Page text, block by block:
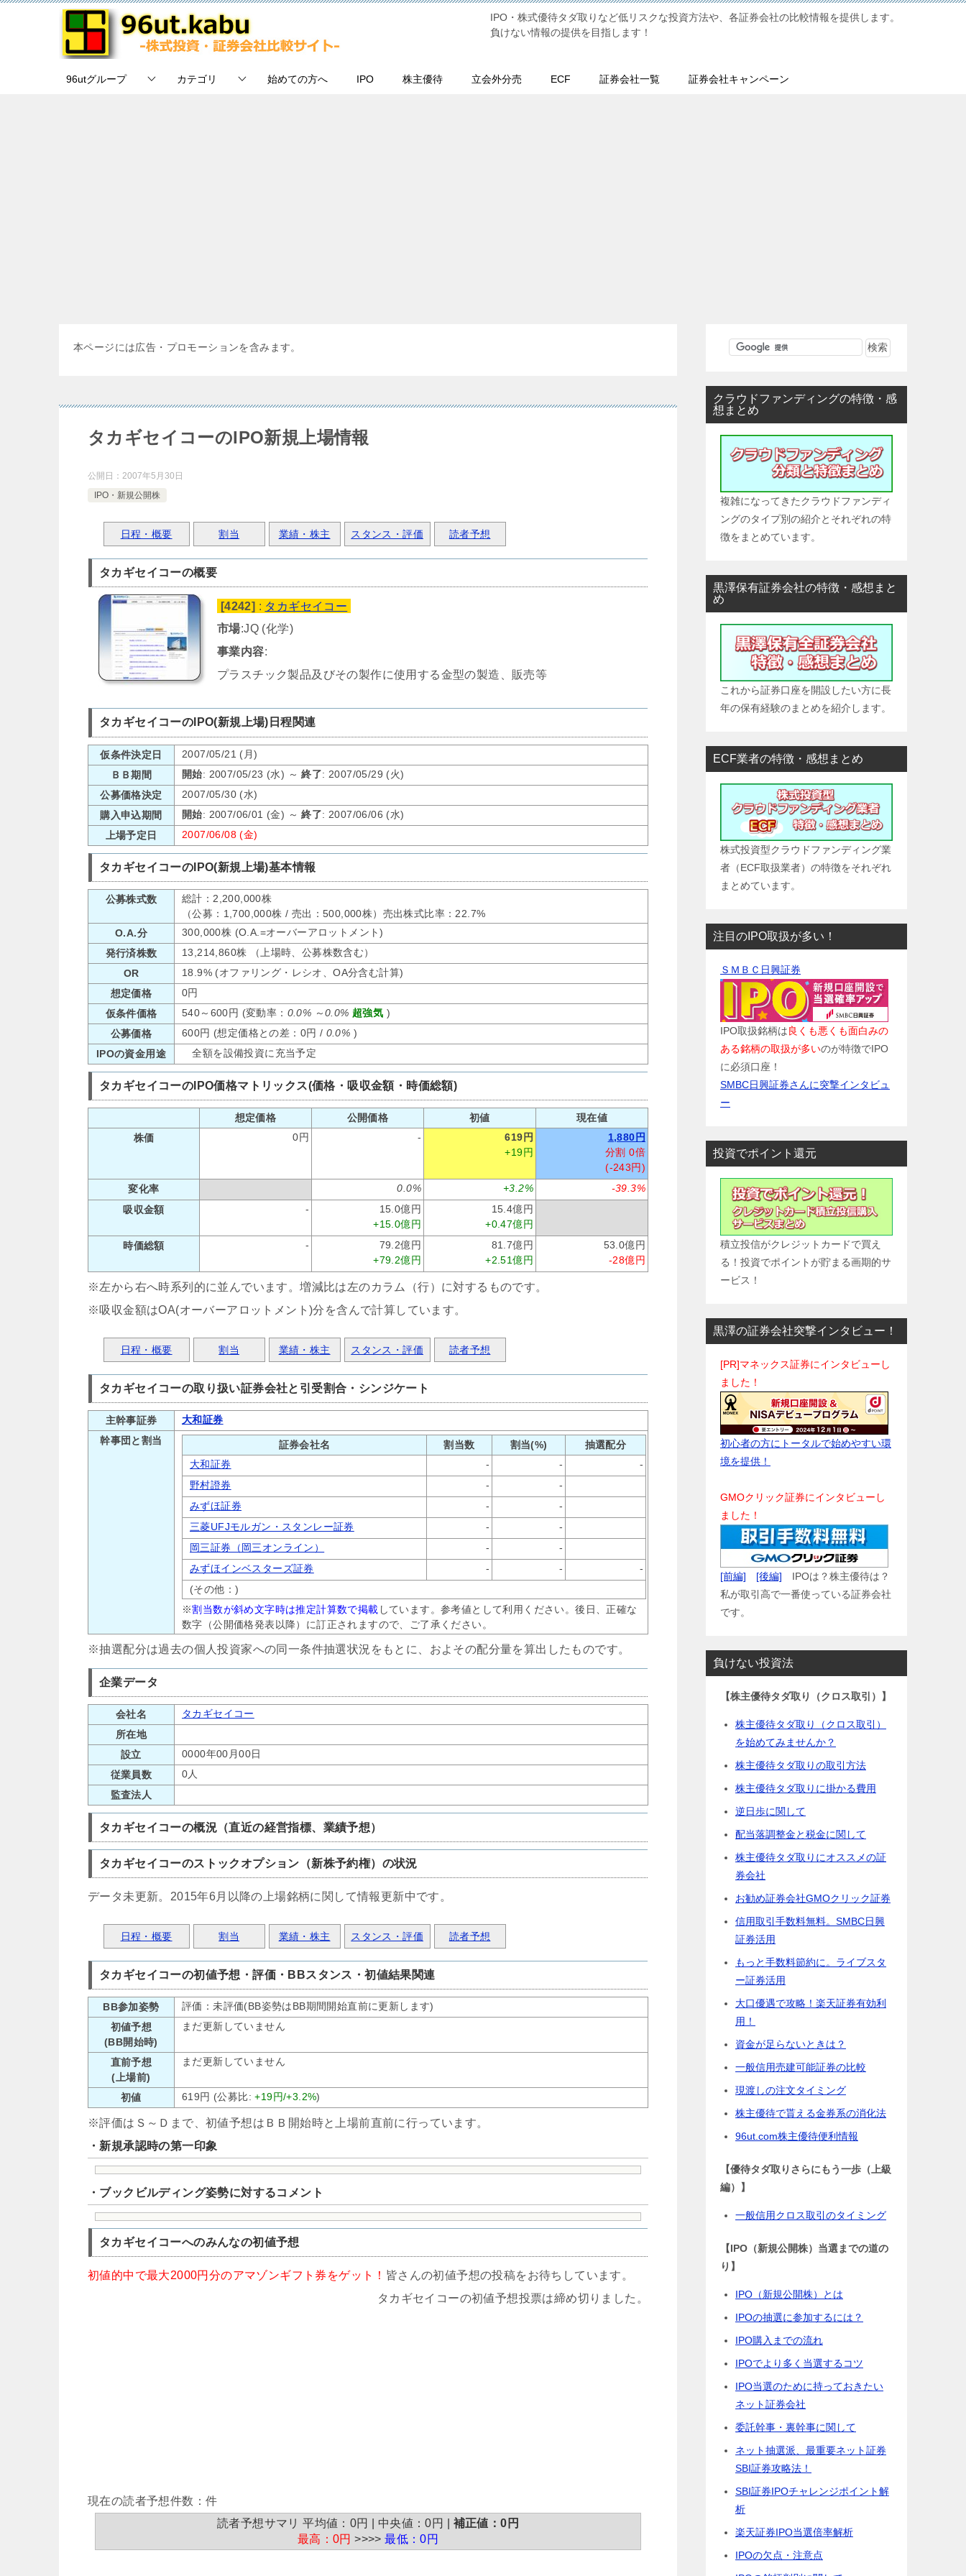
IPO・株式優待タダ取りなど低リスクな投資方法や、各証券会社の比較情報を提供します。
負けない情報の提供を目指します！
96utグループ カテゴリ 始めての方へ IPO 株主優待 立会外分売 ECF 証券会社一覧 証券会社キャンペーン
本ページには広告・プロモーションを含みます。
タカギセイコーのIPO新規上場情報
公開日： 2007年5月30日
IPO・新規公開株
日程・概要 割当 業績・株主 スタンス・評価 読者予想
タカギセイコーの概要
[4242] : タカギセイコー
市場:JQ (化学)
事業内容:
プラスチック製品及びその製作に使用する金型の製造、販売等
タカギセイコーのIPO(新規上場)日程関連
仮条件決定日
2007/05/21 (月)
ＢＢ期間
開始: 2007/05/23 (水) ～終了: 2007/05/29 (火)
公募価格決定
2007/05/30 (水)
購入申込期間
開始: 2007/06/01 (金) ～終了: 2007/06/06 (水)
上場予定日
2007/06/08 (金)
タカギセイコーのIPO(新規上場)基本情報
公募株式数
総計：2,200,000株
（公募：1,700,000株 / 売出：500,000株）売出株式比率：22.7%
O.A.分
300,000株 (O.A.=オーバーアロットメント)
発行済株数
13,214,860株 （上場時、公募株数含む）
OR
18.9% (オファリング・レシオ、OA分含む計算)
想定価格
0円
仮条件価格
540～600円 (変動率： 0.0% ～0.0% 超強気 )
公募価格
600円 (想定価格との差：0円 / 0.0% )
IPOの資金用途
全額を設備投資に充当予定
タカギセイコーのIPO価格マトリックス(価格・吸収金額・時価総額)
想定価格 公開価格 初値
現在値
株価
0円 -
619円
+19円
1,880円
分割 0倍
(-243円)
変化率
0.0% +3.2%
-39.3%
吸収金額
-
15.0億円
+15.0億円
15.4億円
+0.47億円
時価総額
-
79.2億円
+79.2億円
81.7億円
+2.51億円
53.0億円
-28億円
※左から右へ時系列的に並んでいます。増減比は左のカラム（行）に対するものです。
※吸収金額はOA(オーバーアロットメント)分を含んで計算しています。
日程・概要 割当 業績・株主 スタンス・評価 読者予想
タカギセイコーの取り扱い証券会社と引受割合・シンジケート
主幹事証券
大和証券
幹事団と割当
証券会社名 割当数 割当(%)
抽選配分
大和証券
- -
-
野村證券
-
-
みずほ証券
-
-
三菱UFJモルガン・スタンレー証券
-
-
岡三証券（岡三オンライン）
-
-
みずほインベスターズ証券
- -
-
(その他：)
※割当数が斜め文字時は推定計算数で掲載 しています。参考値として利用ください。後日、正確な
数字（公開価格発表以降）に訂正されますので、ご了承ください。
※抽選配分は過去の個人投資家への同一条件抽選状況をもとに、およその配分量を算出したものです。
企業データ
会社名
タカギセイコー
所在地
設立
0000年00月00日
従業員数
0人
監査法人
タカギセイコーの概況（直近の経営指標、業績予想）
タカギセイコーのストックオプション（新株予約権）の状況
データ未更新。2015年6月以降の上場銘柄に関して情報更新中です。
日程・概要 割当 業績・株主 スタンス・評価 読者予想
タカギセイコーの初値予想・評価・BBスタンス・初値結果関連
BB参加姿勢
評価：未評価(BB姿勢はBB期間開始直前に更新します)
初値予想
(BB開始時)
まだ更新していません
直前予想
(上場前)
まだ更新していません
初値 619円 (公募比:+19円/+3.2%)
※評価はＳ～Ｄまで、初値予想はＢＢ開始時と上場前直前に行っています。
・新規承認時の第一印象
・ブックビルディング姿勢に対するコメント
タカギセイコーへのみんなの初値予想
初値的中で最大2000円分のアマゾンギフト券をゲット！ 皆さんの初値予想の投稿をお待ちしています。
タカギセイコーの初値予想投票は締め切りました。
現在の読者予想件数：件
読者予想サマリ 平均値：0円 | 中央値：0円 | 補正値：0円
最高：0円 >>>>最低：0円
クラウドファンディングの特徴・感
想まとめ
複雑になってきたクラウドファンディ
ングのタイプ別の紹介とそれぞれの特
徴をまとめています。
黒澤保有証券会社の特徴・感想まと
め
これから証券口座を開設したい方に長
年の保有経験のまとめを紹介します。
ECF業者の特徴・感想まとめ
株式投資型クラウドファンディング業
者（ECF取扱業者）の特徴をそれぞれ
まとめています。
注目のIPO取扱が多い！
ＳＭＢＣ日興証券
IPO取扱銘柄は良くも悪くも面白みの
ある銘柄の取扱が多いのが特徴でIPO
に必須口座！
SMBC日興証券さんに突撃インタビュ
ー
投資でポイント還元
積立投信がクレジットカードで買え
る！投資でポイントが貯まる画期的サ
ービス！
黒澤の証券会社突撃インタビュー！
[PR]マネックス証券にインタビューし
ました！
初心者の方にトータルで始めやすい環
境を提供！
GMOクリック証券にインタビューし
ました！
[前編] [後編] IPOは？株主優待は？
私が取引高で一番使っている証券会社
です。
負けない投資法
【株主優待タダ取り（クロス取引）】
株主優待タダ取り（クロス取引）
を始めてみませんか？
株主優待タダ取りの取引方法
株主優待タダ取りに掛かる費用
逆日歩に関して
配当落調整金と税金に関して
株主優待タダ取りにオススメの証
券会社
お勧め証券会社GMOクリック証券
信用取引手数料無料。SMBC日興
証券活用
もっと手数料節約に。ライブスタ
ー証券活用
大口優遇で攻略！楽天証券有効利
用！
資金が足らないときは？
一般信用売建可能証券の比較
現渡しの注文タイミング
株主優待で貰える金券系の消化法
96ut.com株主優待便利情報
【優待タダ取りさらにもう一歩（上級
編）】
一般信用クロス取引のタイミング
【IPO（新規公開株）当選までの道の
り】
IPO（新規公開株）とは
IPOの抽選に参加するには？
IPO購入までの流れ
IPOでより多く当選するコツ
IPO当選のために持っておきたい
ネット証券会社
委託幹事・裏幹事に関して
ネット抽選派、最重要ネット証券
SBI証券攻略法！
SBI証券IPOチャレンジポイント解
析
楽天証券IPO当選倍率解析
IPOの欠点・注意点